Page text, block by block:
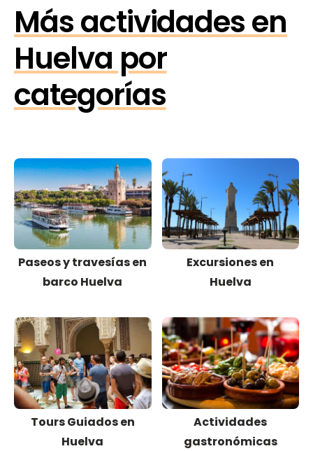
Más actividades en
Huelva por
categorías
Paseos y travesías en
barco Huelva
Excursiones en
Huelva
Tours Guiados en
Huelva
Actividades
gastronómicas